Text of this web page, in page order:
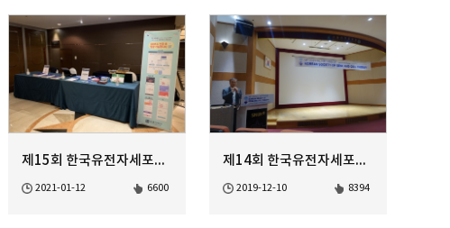
제15회 한국유전자세포치료학회 정기학술대회
2021-01-12 6600
제14회 한국유전자세포치료학회 정기학술대회 Closing Remark
2019-12-10 8394